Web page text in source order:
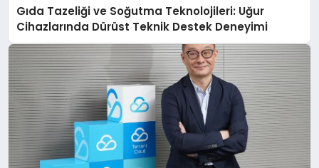
Gıda Tazeliği ve Soğutma Teknolojileri: Uğur
Cihazlarında Dürüst Teknik Destek Deneyimi